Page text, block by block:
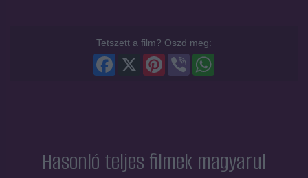
Tetszett a film? Oszd meg:
Viber
Pinterest
Facebook
Hasonló teljes filmek magyarul